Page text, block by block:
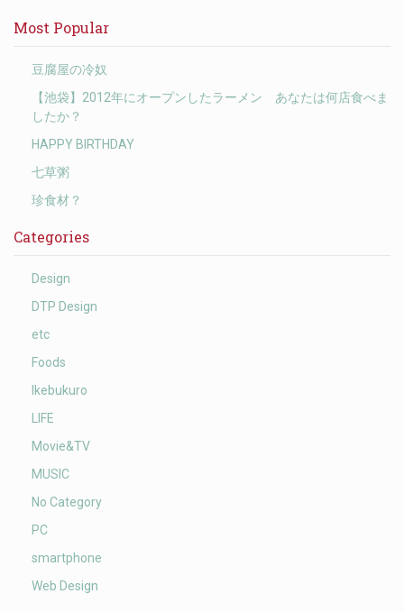
Most Popular
豆腐屋の冷奴
【池袋】2012年にオープンしたラーメン あなたは何店食べま
したか？
HAPPY BIRTHDAY
七草粥
珍食材？
Categories
Design
DTP Design
etc
Foods
Ikebukuro
LIFE
Movie&TV
MUSIC
No Category
PC
smartphone
Web Design